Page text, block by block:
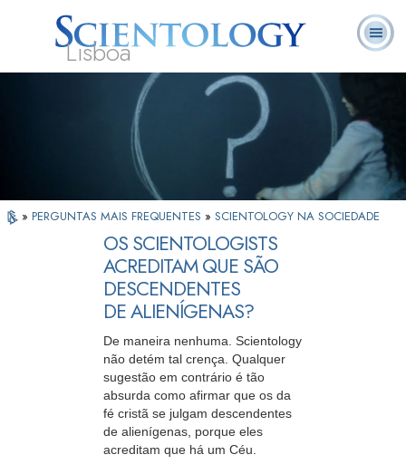
Lisboa
Scientology?
Ministros
Voluntários
Perguntas
Frequentes
» PERGUNTAS MAIS FREQUENTES » SCIENTOLOGY NA SOCIEDADE
OS SCIENTOLOGISTS
ACREDITAM QUE SÃO
DESCENDENTES
DE ALIENÍGENAS?
De maneira nenhuma. Scientology
não detém tal crença. Qualquer
sugestão em contrário é tão
absurda como afirmar que os da
fé cristã se julgam descendentes
de alienígenas, porque eles
acreditam que há um Céu.